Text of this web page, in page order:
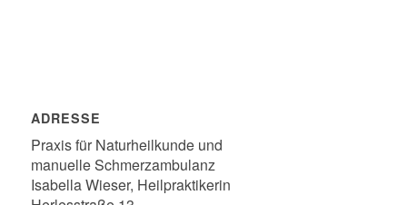
ADRESSE
Praxis für Naturheilkunde und
manuelle Schmerzambulanz
Isabella Wieser, Heilpraktikerin